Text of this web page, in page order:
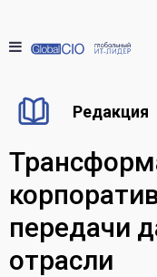
Редакция
передачи
отрасли